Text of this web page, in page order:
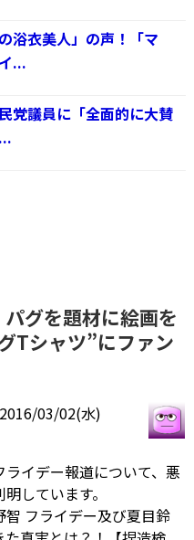
浴衣美人」の声！「マ
...
党議員に「全面的に大賛
パグを題材に絵画を
Tシャツ”にファン
03/02(水)
イデー報道について、悪
しています。
智 フライデー及び夏目鈴